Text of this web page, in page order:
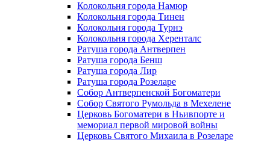
Колокольня города Намюр
Колокольня города Тинен
Колокольня города Турнэ
Колокольня города Херенталс
Ратуша города Антверпен
Ратуша города Бенш
Ратуша города Лир
Ратуша города Розеларе
Собор Антверпенской Богоматери
Собор Святого Румольда в Мехелене
Церковь Богоматери в Ньивпорте и
мемориал первой мировой войны
Церковь Святого Михаила в Розеларе